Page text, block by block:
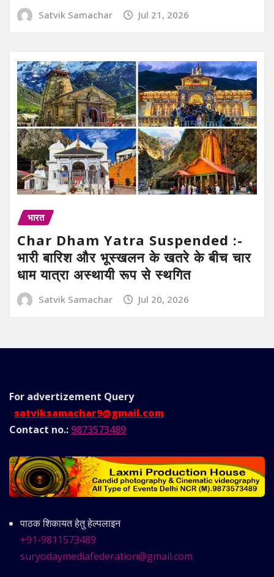
Satvik Samachar Jul 21, 2026
भारत
Char Dham Yatra Suspended :-
भारी बारिश और भूस्खलन के खतरे के बीच चार
धाम यात्रा अस्थायी रूप से स्थगित
Satvik Samachar Jul 20, 2026
For advertizement Query
satviksamachar9@gmail.com
Contact no.: 9873573489
पाठक शिकायत हेतु हेल्पलाइन
+91-9811573489
suryodaymediafederation@gmail.com